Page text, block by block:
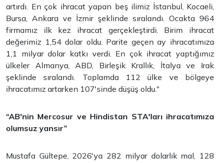
artırdı. En çok ihracat yapan beş ilimiz İstanbul, Kocaeli,
Bursa, Ankara ve İzmir şeklinde sıralandı. Ocakta 964
firmamız ilk kez ihracat gerçekleştirdi. Birim ihracat
değerimiz 1,54 dolar oldu. Parite geçen ay ihracatımıza
1,1 milyar dolar katkı verdi. En çok ihracat yaptığımız
ülkeler Almanya, ABD, Birleşik Krallık, İtalya ve Irak
şeklinde sıralandı. Toplamda 112 ülke ve bölgeye
ihracatımız artarken 107'sinde düşüş oldu."
“AB'nin Mercosur ve Hindistan STA'ları ihracatımıza
olumsuz yansır”
Mustafa Gültepe, 2026'ya 282 milyar dolarlık mal, 128